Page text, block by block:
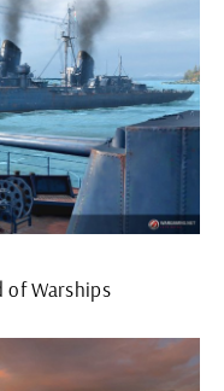
of Warships